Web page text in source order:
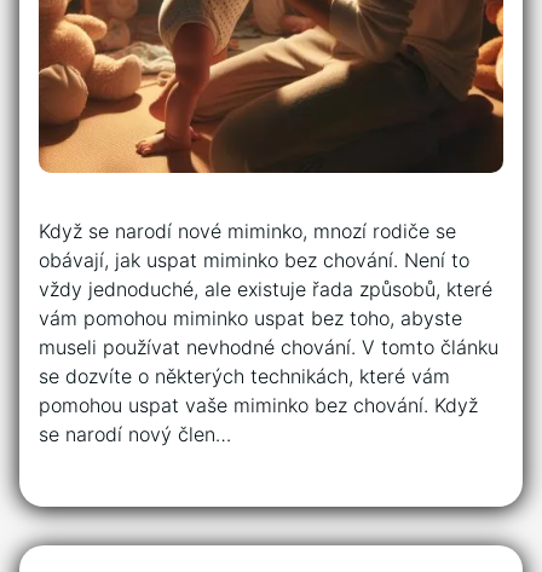
Když se narodí nové miminko, mnozí rodiče se
obávají, jak uspat miminko bez chování. Není to
vždy jednoduché, ale existuje řada způsobů, které
vám pomohou miminko uspat bez toho, abyste
museli používat nevhodné chování. V tomto článku
se dozvíte o některých technikách, které vám
pomohou uspat vaše miminko bez chování. Když
se narodí nový člen…